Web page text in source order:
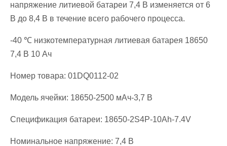
напряжение литиевой батареи 7,4 В изменяется от 6
В до 8,4 В в течение всего рабочего процесса.
-40 ℃ низкотемпературная литиевая батарея 18650
7,4 В 10 Ач
Номер товара: 01DQ0112-02
Модель ячейки: 18650-2500 мАч-3,7 В
Спецификация батареи: 18650-2S4P-10Ah-7.4V
Номинальное напряжение: 7,4 В